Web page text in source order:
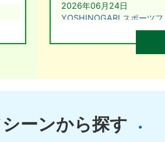
2026年06月24日
YOSHINOGARI スポーツ
2026年05月27日
中央公民館に新しい本が
2026年05月14日
よるの日本語教室（にほん
ーンから探す